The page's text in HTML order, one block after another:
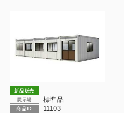
新品販売
展示場
標準品
商品ID 11103